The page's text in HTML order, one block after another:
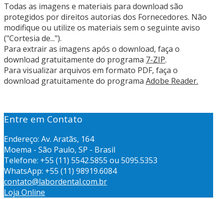
Todas as imagens e materiais para download são
protegidos por direitos autorias dos Fornecedores. Não
modifique ou utilize os materiais sem o seguinte aviso
("Cortesia de...").
Para extrair as imagens após o download, faça o
download gratuitamente do programa 7-ZIP.
Para visualizar arquivos em formato PDF, faça o
download gratuitamente do programa Adobe Reader.
Entre em Contato
Endereço: Av. Aratãs, 164
Moema - São Paulo, SP - Brasil
Telefone: +55 (11) 5542.5855 ou 5095.5353
WhatsApp: +55 (11) 98919.6084
contato@labordental.com.br
Loja Online